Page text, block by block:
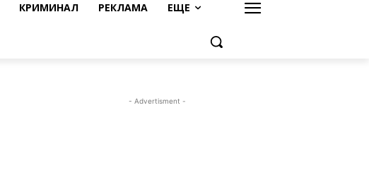
КРИМИНАЛ РЕКЛАМА ЕЩЕ
- Advertisment -